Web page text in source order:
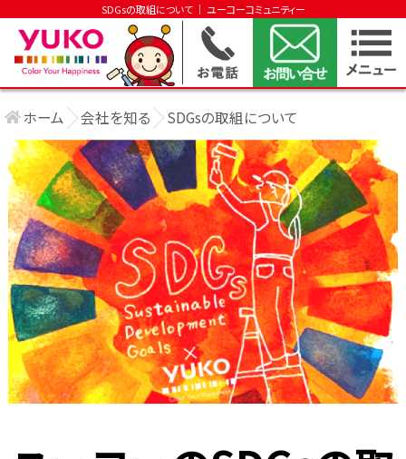
SDGsの取組について │ ユーコーコミュニティー
ホーム 会社を知る SDGsの取組について